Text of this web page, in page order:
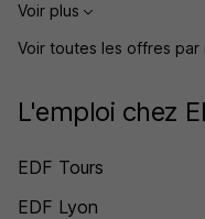
Voir plus
Voir toutes les offres par
L'emploi chez
EDF Tours
EDF Lyon